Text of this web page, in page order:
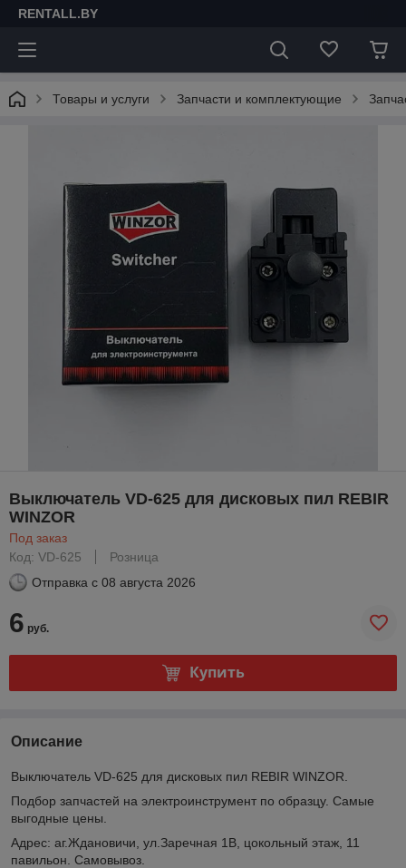
RENTALL.BY
Товары и услуги Запчасти и комплектующие
Выключатель VD-625 для дисковых пил REBIR
WINZOR
Под заказ
Код: VD-625
Розница
Отправка с 08 августа 2026
6 руб.
Купить
Описание
Выключатель VD-625 для дисковых пил REBIR WINZOR.
Подбор запчастей на электроинструмент по образцу. Самые
выгодные цены.
Адрес: аг.Ждановичи, ул.Заречная 1В, цокольный этаж, 11
павильон. Самовывоз.